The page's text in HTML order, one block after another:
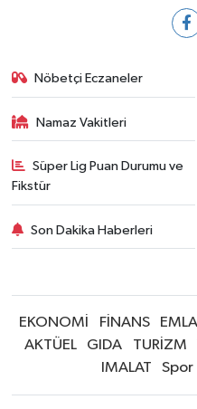
Nöbetçi Eczaneler
Namaz Vakitleri
Süper Lig Puan Durumu ve
Fikstür
Son Dakika Haberleri
EKONOMİ FİNANS
AKTÜEL
GIDA TURİZM
IMALAT
Spor